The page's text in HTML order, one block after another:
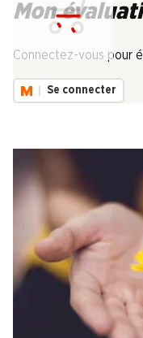
Mon
Connectez-vous pour
Se connecter